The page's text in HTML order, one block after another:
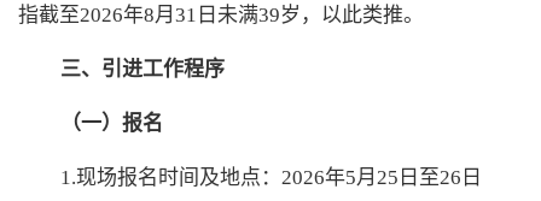
指截至2026年8月31日未满39岁，以此类推。
三、引进工作程序
（一）报名
1.现场报名时间及地点：2026年5月25日至26日